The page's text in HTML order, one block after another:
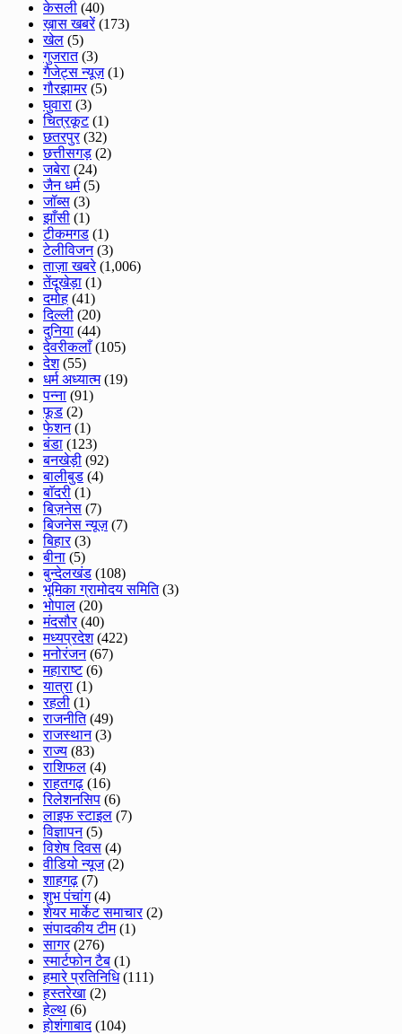
केसली (40)
ख़ास खबरें(173)
खेल (5)
गुजरात(3)
गैजेट्स न्यूज़(1)
गौरझामर(5)
घुवारा (3)
चित्रकूट(1)
छतरपुर(32)
छत्तीसगड़ (2)
जबेरा (24)
जैन धर्म(5)
जॉब्स (3)
झाँसी (1)
टीकमगड (1)
टेलीविजन(3)
ताज़ा खबरे(1,006)
तेंदूखेड़ा (1)
दमोह (41)
दिल्ली (20)
दुनिया (44)
देवरीकलाँ(105)
देश(55)
धर्म अध्यात्म(19)
पन्ना (91)
फूड (2)
फेशन(1)
बंडा (123)
बनखेड़ी (92)
बालीबुड (4)
बाॅदरी (1)
बिज़नेस (7)
बिजनेस न्यूज़(7)
बिहार(3)
बीना (5)
बुन्देलखंड (108)
भूमिका ग्रामोदय समिति(3)
भोपाल (20)
मंदसौर(40)
मध्यप्रदेश(422)
मनोरंजन(67)
महाराष्ट(6)
यात्रा (1)
रहली (1)
राजनीति(49)
राजस्थान(3)
राज्य (83)
राशिफल (4)
राहतगढ़ (16)
रिलेशनसिप (6)
लाइफ स्टाइल (7)
विज्ञापन(5)
विशेष दिवस (4)
वीडियो न्यूज(2)
शाहगढ़ (7)
शुभ पंचांग(4)
शेयर मार्केट समाचार(2)
संपादकीय टीम(1)
सागर(276)
स्मार्टफोन टैब (1)
हमारे प्रतिनिधि(111)
हस्तरेखा (2)
हेल्थ (6)
होशंगाबाद(104)